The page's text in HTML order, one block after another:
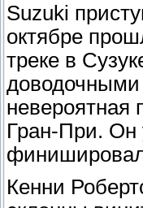
Suzuki
октябре
треке в
доводочными
невероятная
Гран-При. Он
Кенни